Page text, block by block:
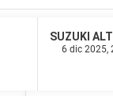
bufé todos los
de recepción
SUZUKI
6 dic 2025,